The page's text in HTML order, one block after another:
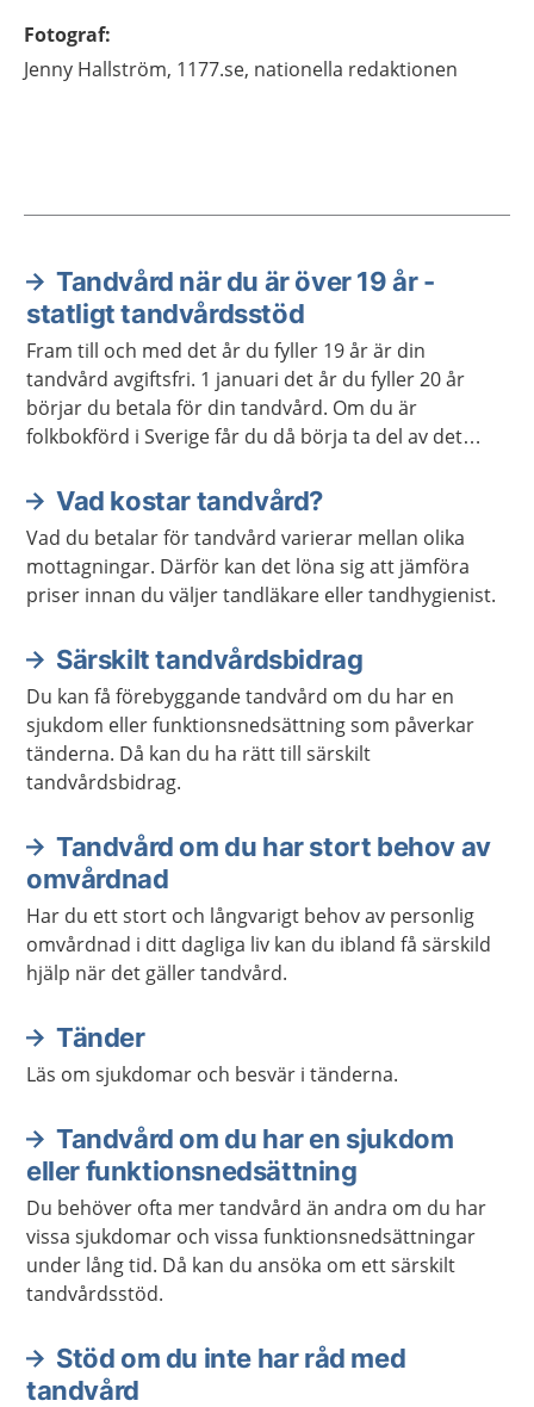
Fotograf:
Jenny Hallström, 1177.se, nationella redaktionen
Aktuella artiklar
Tandvård när du är över 19 år -
statligt tandvårdsstöd
Fram till och med det år du fyller 19 år är din
tandvård avgiftsfri. 1 januari det år du fyller 20 år
börjar du betala för din tandvård. Om du är
folkbokförd i Sverige får du då börja ta del av det
Vad kostar tandvård?
Vad du betalar för tandvård varierar mellan olika
mottagningar. Därför kan det löna sig att jämföra
priser innan du väljer tandläkare eller tandhygienist.
Särskilt tandvårdsbidrag
Du kan få förebyggande tandvård om du har en
sjukdom eller funktionsnedsättning som påverkar
tänderna. Då kan du ha rätt till särskilt
tandvårdsbidrag.
Tandvård om du har stort behov av
omvårdnad
Har du ett stort och långvarigt behov av personlig
omvårdnad i ditt dagliga liv kan du ibland få särskild
hjälp när det gäller tandvård.
Tänder
Läs om sjukdomar och besvär i tänderna.
Tandvård om du har en sjukdom
eller funktionsnedsättning
Du behöver ofta mer tandvård än andra om du har
vissa sjukdomar och vissa funktionsnedsättningar
under lång tid. Då kan du ansöka om ett särskilt
tandvårdsstöd.
Stöd om du inte har råd med
tandvård